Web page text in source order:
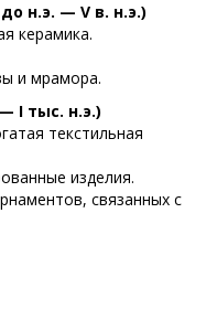
н.э. — V в. н.э.)
керамика.
и мрамора.
I тыс. н.э.)
текстильная
изделия.
связанных с